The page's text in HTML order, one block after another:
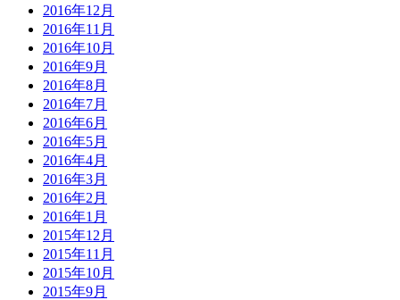
2016年12月
2016年11月
2016年10月
2016年9月
2016年8月
2016年7月
2016年6月
2016年5月
2016年4月
2016年3月
2016年2月
2016年1月
2015年12月
2015年11月
2015年10月
2015年9月